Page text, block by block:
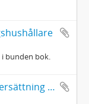
bunden bok.
Anders Lindeberg: Egenhändig översättning av Friskytten